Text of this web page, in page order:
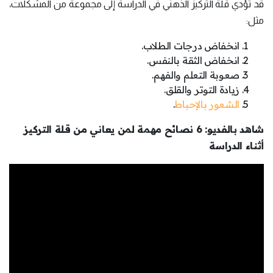
قد تؤدي قلة التركيز الذهني في الدراسة إلى مجموعة من المشكلات،
مثل:
انخفاض درجات الطلاب.
انخفاض الثقة بالنفس.
صعوبة التعلم والفهم.
زيادة التوتر والقلق.
الشعور بالإحباط.
شاهد بالفديو: 6 نصائح مهمة لمن يعاني من قلة التركيز
أثناء الدراسة